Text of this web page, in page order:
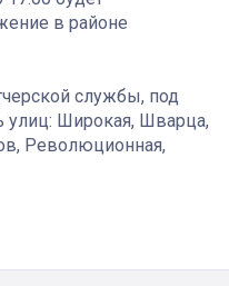
в районе
службы, под
улиц: Широкая, Шварца,
Революционная,